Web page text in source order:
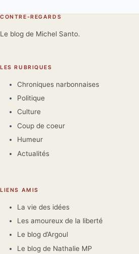
CONTRE-REGARDS
Le blog de Michel Santo.
LES RUBRIQUES
Chroniques narbonnaises
Politique
Culture
Coup de coeur
Humeur
Actualités
LIENS AMIS
La vie des idées
Les amoureux de la liberté
Le blog d’Argoul
Le blog de Nathalie MP